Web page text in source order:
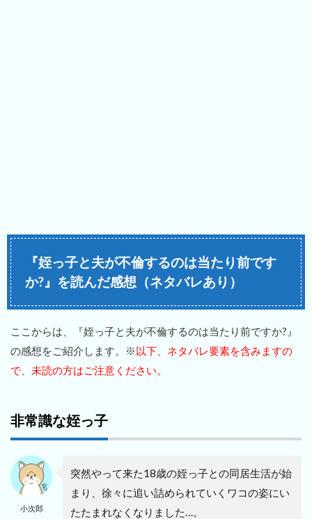
『姪っ子と夫が不倫するのは当たり前です
か?』を読んだ感想（ネタバレあり）
ここからは、『姪っ子と夫が不倫するのは当たり前ですか?』
の感想をご紹介します。※以下、ネタバレ要素を含みますの
で、未読の方はご注意ください。
非常識な姪っ子
小次郎
突然やって来た18歳の姪っ子との同居生活が始
まり、徐々に追い詰められていくワコの姿にい
たたまれなくなりました…。